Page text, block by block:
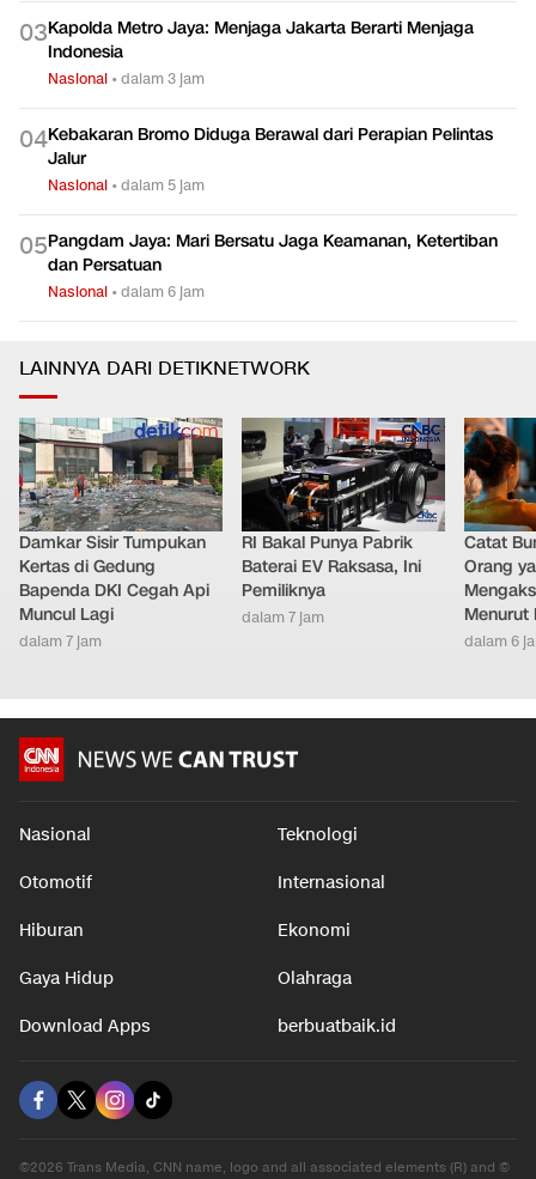
03Kapolda Metro Jaya: Menjaga Jakarta Berarti Menjaga
Indonesia
Nasional •dalam 3 jam
04Kebakaran Bromo Diduga Berawal dari Perapian Pelintas
Jalur
Nasional •dalam 5 jam
05Pangdam Jaya: Mari Bersatu Jaga Keamanan, Ketertiban
dan Persatuan
Nasional •dalam 6 jam
LAINNYA DARI DETIKNETWORK
Damkar Sisir Tumpukan
Kertas di Gedung
Bapenda DKI Cegah Api
Muncul Lagi
dalam 7 jam
RI Bakal Punya Pabrik
Baterai EV Raksasa, Ini
Pemiliknya
dalam 7 jam
Catat
Orang
Menurut
dalam 6
Nasional Teknologi
Otomotif Internasional
Hiburan Ekonomi
Gaya Hidup Olahraga
Download Apps berbuatbaik.id
©2026 Trans Media, CNN name, logo and all associated elements (R) and ©